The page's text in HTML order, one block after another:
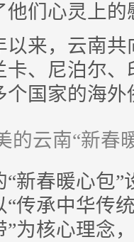
他们心灵上的
来，云南共
卡、尼泊尔
个国家的海外
的云南“新
春暖心包”
“传承中华传
”为核心理念